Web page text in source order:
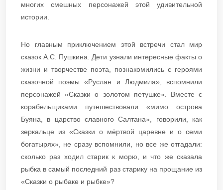
многих смешных персонажей этой удивительной
истории.
Но главным приключением этой встречи стал мир
сказок А.С. Пушкина. Дети узнали интересные факты о
жизни и творчестве поэта, познакомились с героями
сказочной поэмы «Руслан и Людмила», вспомнили
персонажей «Сказки о золотом петушке». Вместе с
корабельщиками путешествовали «мимо острова
Буяна, в царство славного Салтана», говорили, как
зеркальце из «Сказки о мёртвой царевне и о семи
богатырях», не сразу вспомнили, но все же отгадали:
сколько раз ходил старик к морю, и что же сказала
рыбка в самый последний раз старику на прощание из
«Сказки о рыбаке и рыбке»?